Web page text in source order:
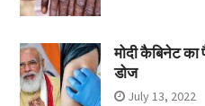
मोदी कैबिनेट का
डोज
July 13, 2022